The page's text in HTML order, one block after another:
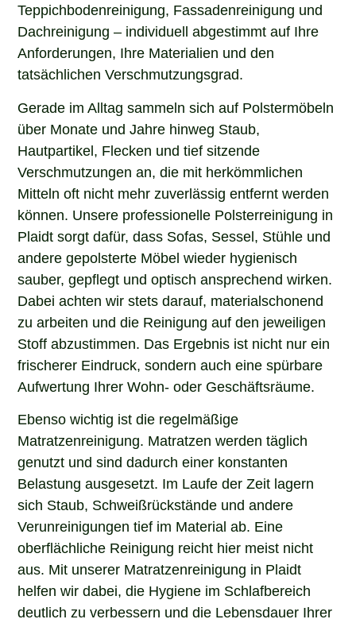
Teppichbodenreinigung, Fassadenreinigung und
Dachreinigung – individuell abgestimmt auf Ihre
Anforderungen, Ihre Materialien und den
tatsächlichen Verschmutzungsgrad.
Gerade im Alltag sammeln sich auf Polstermöbeln
über Monate und Jahre hinweg Staub,
Hautpartikel, Flecken und tief sitzende
Verschmutzungen an, die mit herkömmlichen
Mitteln oft nicht mehr zuverlässig entfernt werden
können. Unsere professionelle Polsterreinigung in
Plaidt sorgt dafür, dass Sofas, Sessel, Stühle und
andere gepolsterte Möbel wieder hygienisch
sauber, gepflegt und optisch ansprechend wirken.
Dabei achten wir stets darauf, materialschonend
zu arbeiten und die Reinigung auf den jeweiligen
Stoff abzustimmen. Das Ergebnis ist nicht nur ein
frischerer Eindruck, sondern auch eine spürbare
Aufwertung Ihrer Wohn- oder Geschäftsräume.
Ebenso wichtig ist die regelmäßige
Matratzenreinigung. Matratzen werden täglich
genutzt und sind dadurch einer konstanten
Belastung ausgesetzt. Im Laufe der Zeit lagern
sich Staub, Schweißrückstände und andere
Verunreinigungen tief im Material ab. Eine
oberflächliche Reinigung reicht hier meist nicht
aus. Mit unserer Matratzenreinigung in Plaidt
helfen wir dabei, die Hygiene im Schlafbereich
deutlich zu verbessern und die Lebensdauer Ihrer